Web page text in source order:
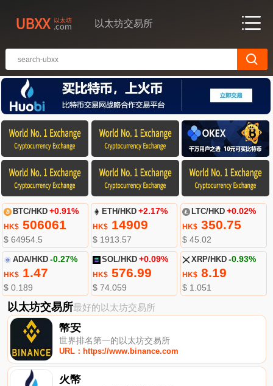
以太坊交易所
BTC/HKD +0.91%
HK$506061
$ 64954.5
ETH/HKD +2.17%
HK$ 14909
$ 1913.57
LTC/HKD +0.02%
HK$350.75
$ 45.02
ADA/HKD -0.27%
HK$1.47
$ 0.189
SOL/HKD +0.09%
HK$ 576.99
$ 74.059
XRP/HKD -0.93%
HK$8.19
$ 1.051
以太坊交易所最好的以太坊交易所
幣安
世界排名第一的以太坊交易所
URL：https://www.binance.com
火幣